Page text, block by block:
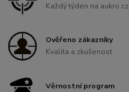
Každý týden na aukro.cz
Ověřeno zákazníky
Kvalita a zkušenost
Věrnostní program